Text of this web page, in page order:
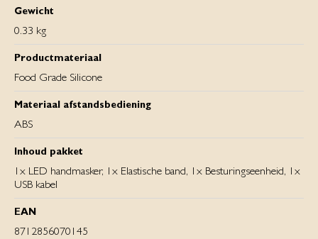
Gewicht
0.33 kg
Productmateriaal
Food Grade Silicone
Materiaal afstandsbediening
ABS
Inhoud pakket
1x LED handmasker, 1x Elastische band, 1x Besturingseenheid, 1x
USB kabel
EAN
8712856070145